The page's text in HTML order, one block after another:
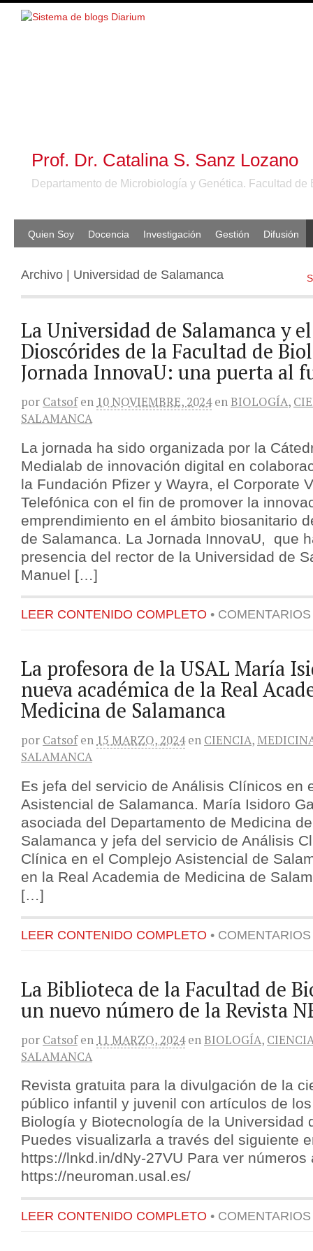
Prof. Dr. Catalina S. Sanz Lozano
Departamento de Microbiología y Genética. Facultad de
Quien Soy Docencia Investigación Gestión Difusión
Archivo | Universidad de Salamanca
La Universidad de Salamanca y
Dioscórides de la Facultad de
Jornada InnovaU: una puerta al
por Catsof en 10 NOVIEMBRE, 2024 enBIOLOGÍA,
SALAMANCA
La jornada ha sido organizada por la
Medialab de innovación digital en
la Fundación Pfizer y Wayra, el Corporate
Telefónica con el fin de promover la
emprendimiento en el ámbito biosanitario
de Salamanca. La Jornada InnovaU, que
presencia del rector de la Universidad de
Manuel […]
LEER CONTENIDO COMPLETO •
La profesora de la USAL María
nueva académica de la Real
Medicina de Salamanca
por Catsof en 15 MARZO, 2024 en CIENCIA,
SALAMANCA
Es jefa del servicio de Análisis Clínicos en
Asistencial de Salamanca. María Isidoro
asociada del Departamento de Medicina
Salamanca y jefa del servicio de Análisis
Clínica en el Complejo Asistencial de
en la Real Academia de Medicina de
[…]
LEER CONTENIDO COMPLETO •
La Biblioteca de la Facultad de
un nuevo número de la Revista
por Catsof en 11 MARZO, 2024 enBIOLOGÍA,
SALAMANCA
Revista gratuita para la divulgación de la
público infantil y juvenil con artículos de
Biología y Biotecnología de la Universidad
Puedes visualizarla a través del siguiente
https://lnkd.in/dNy-27VU Para ver números
https://neuroman.usal.es/
LEER CONTENIDO COMPLETO •